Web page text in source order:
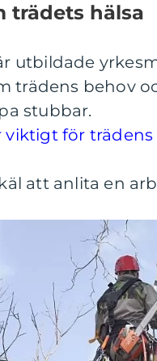
trädets hälsa
utbildade
trädens behov
stubbar.
viktigt för
att anlita en